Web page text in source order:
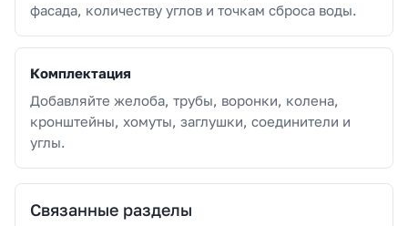
фасада, количеству углов и точкам сброса воды.
Комплектация
Добавляйте желоба, трубы, воронки, колена,
кронштейны, хомуты, заглушки, соединители и
углы.
Связанные разделы